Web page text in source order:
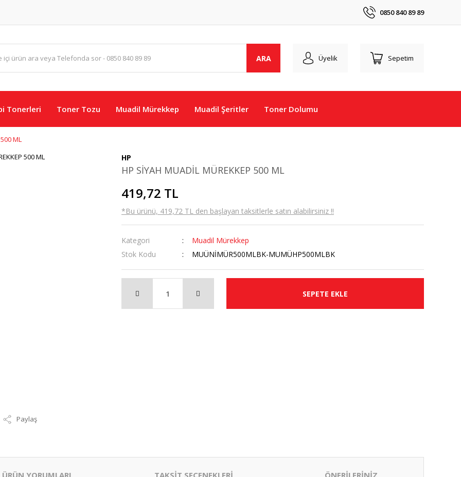
0850 840 89 89
ARA Üyelik Sepetim
Tonerleri Toner Tozu Muadil Mürekkep Muadil Şeritler Toner Dolumu
ML
Paylaş
HP
HP SİYAH MUADİL MÜREKKEP 500 ML
419,72 TL
*Bu ürünü, 419,72 TL den başlayan taksitlerle satın alabilirsiniz !!
Kategori
Muadil Mürekkep
Stok Kodu
MUÜNİMÜR500MLBK-MUMÜHP500MLBK
SEPETE EKLE
ÜRÜN YORUMLARI TAKSİT SEÇENEKLERİ ÖNERİLERİNİZ